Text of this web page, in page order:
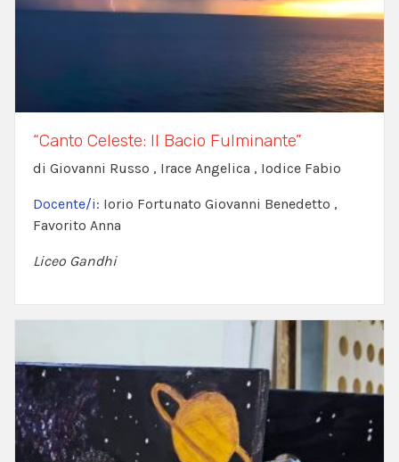
“Canto Celeste: Il Bacio Fulminante”
di Giovanni Russo , Irace Angelica , Iodice Fabio
Docente/i: Iorio Fortunato Giovanni Benedetto ,
Favorito Anna
Liceo Gandhi